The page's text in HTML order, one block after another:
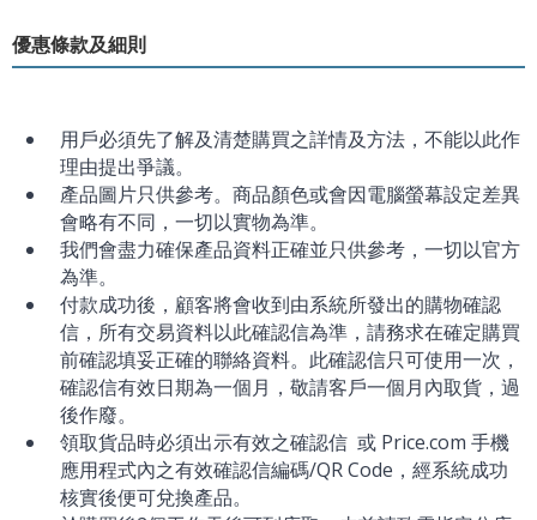
優惠條款及細則
用戶必須先了解及清楚購買之詳情及方法，不能以此作
理由提出爭議。
產品圖片只供參考。商品顏色或會因電腦螢幕設定差異
會略有不同，一切以實物為準。
我們會盡力確保產品資料正確並只供參考，一切以官方
為準。
付款成功後，顧客將會收到由系統所發出的購物確認
信，所有交易資料以此確認信為準，請務求在確定購買
前確認填妥正確的聯絡資料。此確認信只可使用一次，
確認信有效日期為一個月，敬請客戶一個月內取貨，過
後作廢。
領取貨品時必須出示有效之確認信 或 Price.com 手機
應用程式內之有效確認信編碼/QR Code，經系統成功
核實後便可兌換產品。